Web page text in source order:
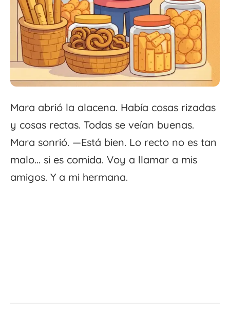
Mara abrió la alacena. Había cosas rizadas
y cosas rectas. Todas se veían buenas.
Mara sonrió. —Está bien. Lo recto no es tan
malo... si es comida. Voy a llamar a mis
amigos. Y a mi hermana.